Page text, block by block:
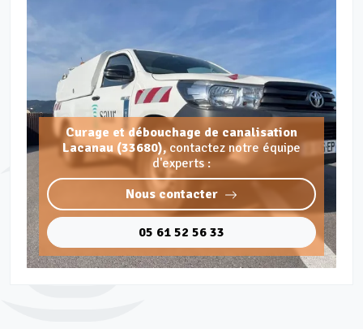
Curage et débouchage de canalisation
Lacanau (33680), contactez notre équipe
d'experts :
Nous contacter
05 61 52 56 33